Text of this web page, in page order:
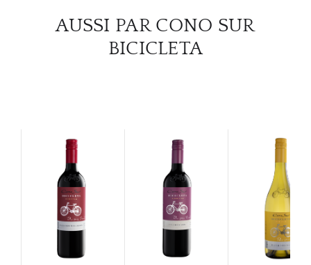
AUSSI PAR CONO SUR
BICICLETA